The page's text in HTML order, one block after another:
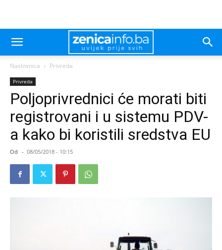
Naslovnica Privreda
Privreda
Poljoprivrednici će morati biti
registrovani i u sistemu PDV-
a kako bi koristili sredstva EU
Od - 08/05/2018 - 10:15